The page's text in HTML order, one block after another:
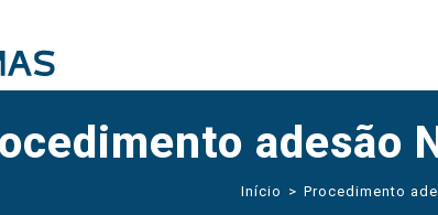
adesão
Início > Procedimento